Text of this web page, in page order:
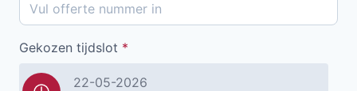
Gekozen tijdslot *
22-05-2026